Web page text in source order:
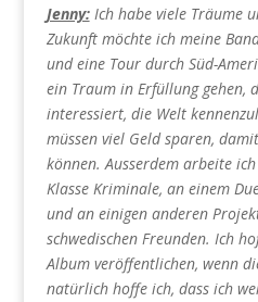
Jenny:Ich habe viele Träume
Zukunft möchte ich meine
und eine Tour durch Süd-
ein Traum in Erfüllung gehen,
interessiert, die Welt
müssen viel Geld sparen,
können. Ausserdem arbeite
Klasse Kriminale, an einem
und an einigen anderen
schwedischen Freunden. Ich
Album veröffentlichen, wenn
natürlich hoffe ich, dass ich